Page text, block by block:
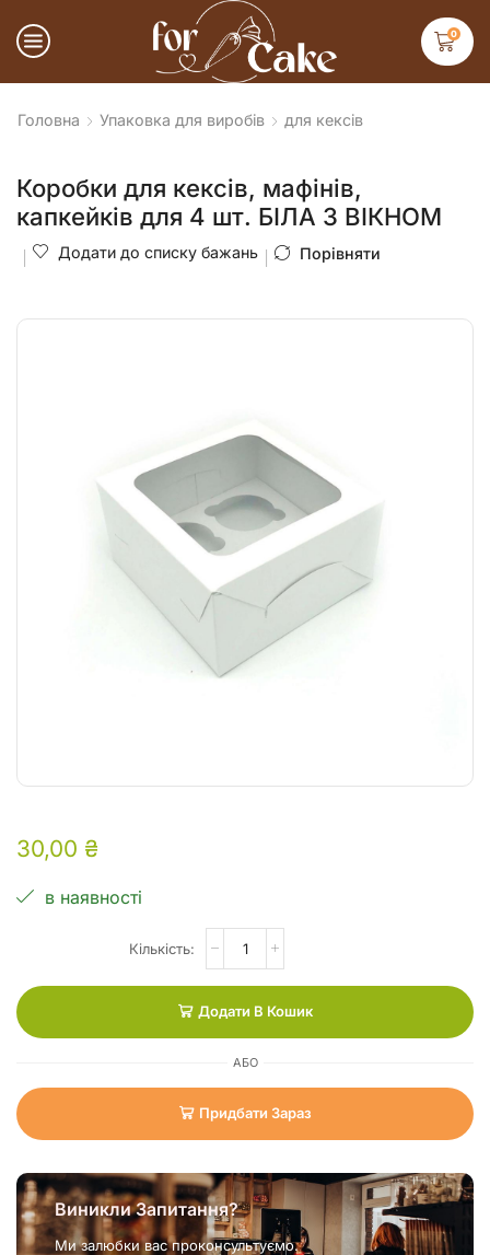
0
Головна Упаковка для виробів для кексів
Коробки для кексів, мафінів,
капкейків для 4 шт. БІЛА З ВІКНОМ
Додати до списку бажань Порівняти
30,00 ₴
в наявності
Додати В Кошик
АБО
Придбати Зараз
Виникли Запитання?
Ми залюбки вас проконсультуємо.